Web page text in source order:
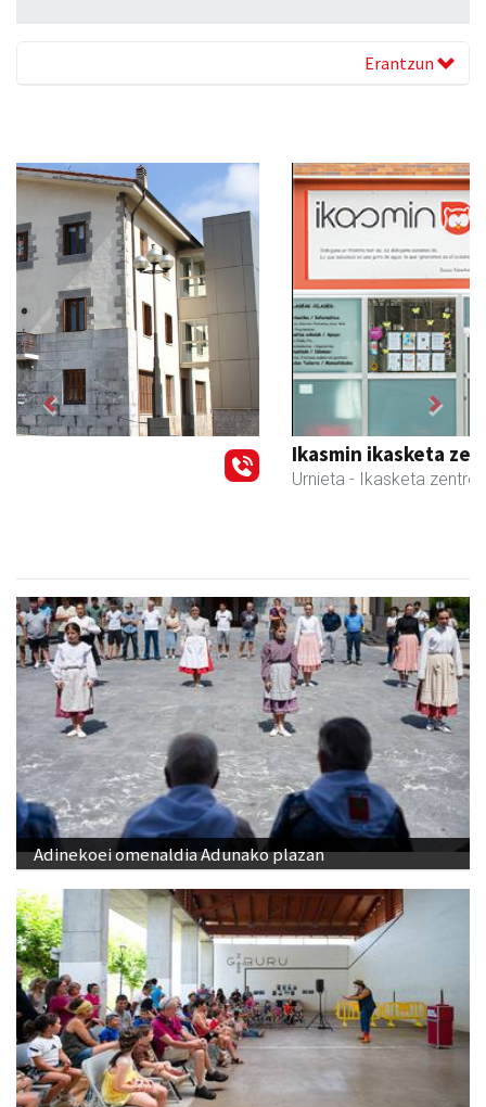
Erantzun
Ikasmin ikasketa zentroa
Previous Next
Adinekoei omenaldia Adunako plazan